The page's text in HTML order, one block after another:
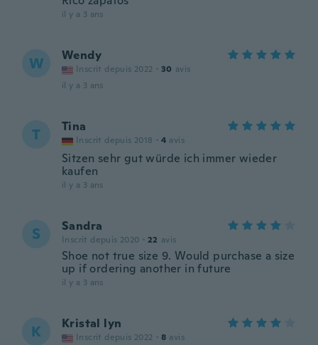
il y a 3 ans
W Wendy
Inscrit depuis 2022 · 30 avis
il y a 3 ans
T Tina
Inscrit depuis 2018 · 4 avis
Sitzen sehr gut würde ich immer wieder
kaufen
il y a 3 ans
S Sandra
Inscrit depuis 2020 · 22 avis
Shoe not true size 9. Would purchase a size
up if ordering another in future
il y a 3 ans
K Kristal lyn
Inscrit depuis 2022 · 8 avis